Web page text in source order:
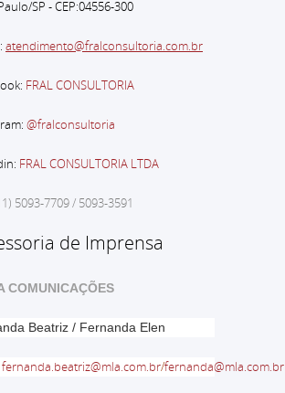
/SP - CEP:04556-300
atendimento@fralconsultoria.com.br
FRAL CONSULTORIA
@fralconsultoria
FRAL CONSULTORIA LTDA
5093-7709 / 5093-3591
de Imprensa
COMUNICAÇÕES
Beatriz / Fernanda Elen
fernanda.beatriz@mla.com.br/fernanda@mla.com.br